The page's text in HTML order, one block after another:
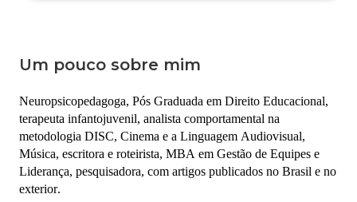
Um pouco sobre mim
Neuropsicopedagoga, Pós Graduada em Direito Educacional,
terapeuta infantojuvenil, analista comportamental na
metodologia DISC, Cinema e a Linguagem Audiovisual,
Música, escritora e roteirista, MBA em Gestão de Equipes e
Liderança, pesquisadora, com artigos publicados no Brasil e no
exterior.